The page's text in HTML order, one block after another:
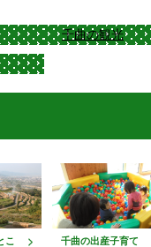
千曲の観光
こ 千曲の出産子育て